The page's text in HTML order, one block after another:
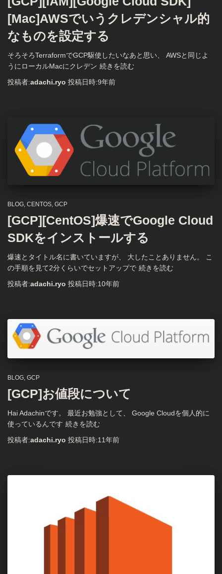
[Mac]AWSでいうクレデンシャル的
なものを設定する
そろそろTerraformでGCP駆使したいなあと思い、 AWSと同じよ
うにローカルMacにクレデン 続きを読む
投稿者:adachi.ryo 投稿日時:9年前
BLOG CENTOS GCP
[GCP][CentOS]爆速でGoogle Cloud
SDKをインストールする
爆速とタイトル名に書いていますが、 大したことありません。 こ
の手順を見て2分くらいでセットアップで 続きを読む
投稿者:adachi.ryo 投稿日時:10年前
BLOG GCP
[GCP]お値段について
Hai Adachinです。 最近お勉強として、 Google Cloudを個人的に
使っているんです 続きを読む
投稿者:adachi.ryo 投稿日時:11年前